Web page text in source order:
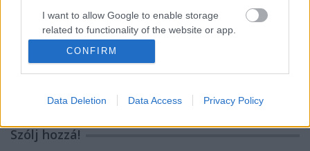
I want to allow Google to enable storage
related to functionality of the website or app.
related to personalization.
I want to allow Google to enable storage
functionality and fraud prevention, and other
CONFIRM
Data Deletion Data Access Privacy Policy
Megszűnhet a természetvédelmi mérnök
képzés
Szólj hozzá!